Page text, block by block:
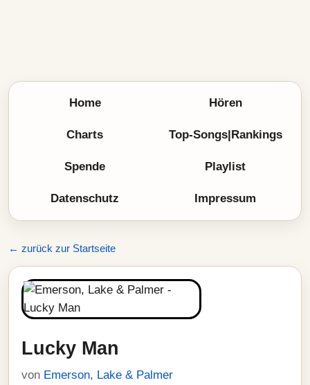
Home Hören
Charts Top-Songs|Rankings
Spende Playlist
Datenschutz Impressum
← zurück zur Startseite
Lucky Man
von Emerson, Lake & Palmer